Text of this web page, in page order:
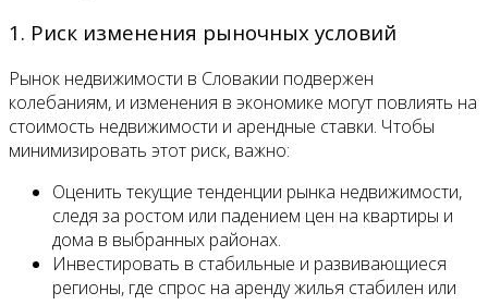
1. Риск изменения рыночных условий
Рынок недвижимости в Словакии подвержен
колебаниям, и изменения в экономике могут повлиять на
стоимость недвижимости и арендные ставки. Чтобы
минимизировать этот риск, важно:
Оценить текущие тенденции рынка недвижимости,
следя за ростом или падением цен на квартиры и
дома в выбранных районах.
Инвестировать в стабильные и развивающиеся
регионы, где спрос на аренду жилья стабилен или